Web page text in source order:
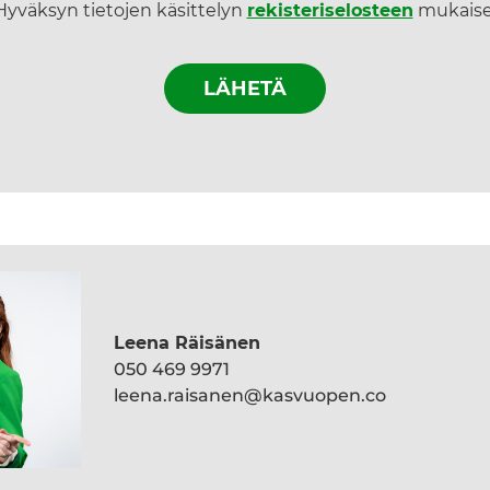
tietojen käsittelyn rekisteriselosteen
Leena Räisänen
050 469 9971
leena.raisanen@kasvuopen.co